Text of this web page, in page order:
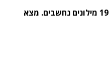
מצא מה פירוש המילה Okra ב-19 מילונים נחשבים. מצא